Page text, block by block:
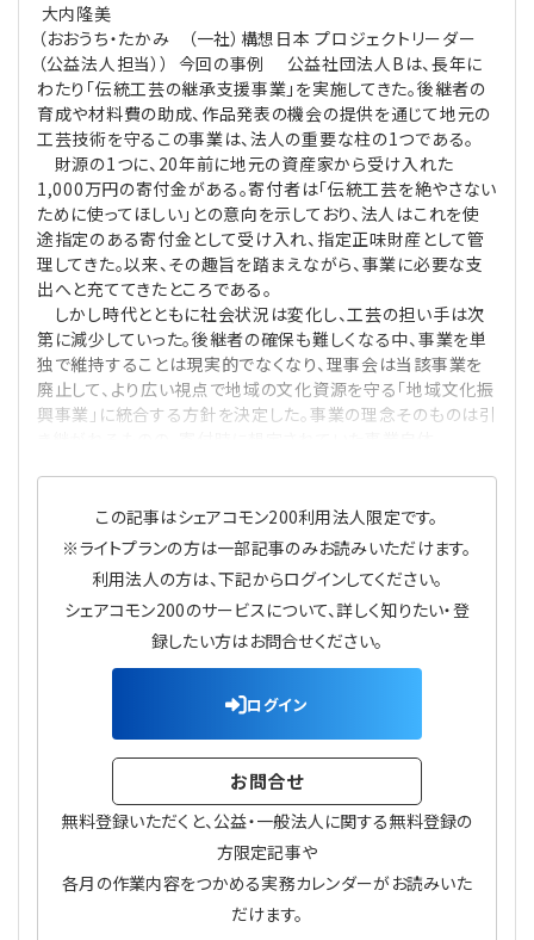
法改正-法人運営
電子帳簿保存法
カレンダー
NEWS・TOPIC・特報
【連載】オピニオンリーダーのnote
【連載】会計相談室
【連載】公益法人運営実務の処方箋
【連載】公益法人会計検定試験一問一答
【連載】公益法人のための「新公益信託」活用戦略
【連載】採用・定着・育成のための人事戦略
【連載】事例に学ぶ立入検査で想定される指摘事項
【連載】シェアコモン200インタビュー
【連載】シェアコモン200 誌上相談室
【連載】実務と税務のポイント
【連載】事務局だよりPLUS
【連載】テーマで紐解く逆引きガイドライン
【連載】悩みと向き合う経営学
【連載】非営利法人AtoZei
【連載】労務管理の歩き方
【連載】AI活用のすすめ
【連載】IT実務一問一答
公益・一般法人オンラインとは
登録案内
専門誌一覧
お問合せ
プライバシーポリシー
大内隆美
（おおうち・たかみ （一社）構想日本 プロジェクトリーダー
（公益法人担当）） 今回の事例 公益社団法人Bは、長年に
わたり「伝統工芸の継承支援事業」を実施してきた。後継者の
育成や材料費の助成、作品発表の機会の提供を通じて地元の
工芸技術を守るこの事業は、法人の重要な柱の1つである。
財源の1つに、20年前に地元の資産家から受け入れた
1,000万円の寄付金がある。寄付者は「伝統工芸を絶やさない
ために使ってほしい」との意向を示しており、法人はこれを使
途指定のある寄付金として受け入れ、指定正味財産として管
理してきた。以来、その趣旨を踏まえながら、事業に必要な支
出へと充ててきたところである。
しかし時代とともに社会状況は変化し、工芸の担い手は次
第に減少していった。後継者の確保も難しくなる中、事業を単
独で維持することは現実的でなくなり、理事会は当該事業を
廃止して、より広い視点で地域の文化資源を守る「地域文化振
興事業」に統合する方針を決定した。事業の理念そのものは引
この記事はシェアコモン200利用法人限定です。
※ライトプランの方は一部記事のみお読みいただけます。
利用法人の方は、下記からログインしてください。
シェアコモン200のサービスについて、詳しく知りたい・登
録したい方はお問合せください。
ログイン
お問合せ
無料登録いただくと、公益・一般法人に関する無料登録の
方限定記事や
各月の作業内容をつかめる実務カレンダーがお読みいた
だけます。